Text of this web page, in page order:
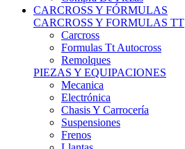
CARCROSS Y FÓRMULAS
CARCROSS Y FORMULAS TT
Carcross
Formulas Tt Autocross
Remolques
PIEZAS Y EQUIPACIONES
Mecanica
Electrónica
Chasis Y Carrocería
Suspensiones
Frenos